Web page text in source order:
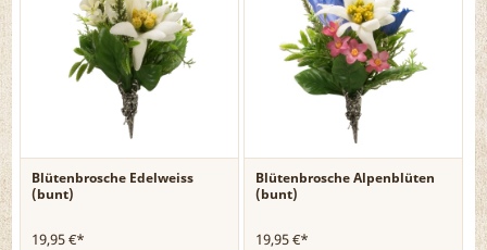
Blütenbrosche Edelweiss
(bunt)
19,95 €*
Blütenbrosche Alpenblüten
(bunt)
19,95 €*